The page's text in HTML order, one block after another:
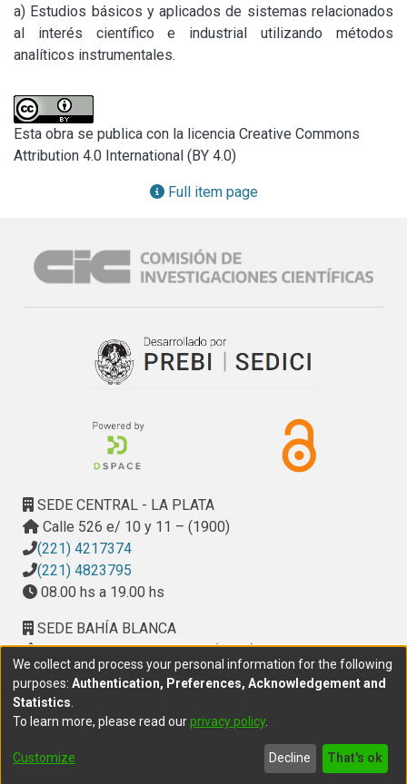
a) Estudios básicos y aplicados de sistemas relacionados
al interés científico e industrial utilizando métodos
analíticos instrumentales.
Esta obra se publica con la licencia Creative Commons
Attribution 4.0 International (BY 4.0)
Full item page
SEDE CENTRAL - LA PLATA
Calle 526 e/ 10 y 11 – (1900)
(221) 4217374
(221) 4823795
08.00 hs a 19.00 hs
SEDE BAHÍA BLANCA
Calle Ciudad de Cali 320 – (8000). Universidad
Provincial del Sudoeste (UPSO)
(291) 459 2550, interno 147
10.00 h a 14.00 h
We collect and process your personal information for the following
purposes: Authentication, Preferences, Acknowledgement and
Statistics
To learn more, please read ourprivacy policy.
Customize Decline That's ok